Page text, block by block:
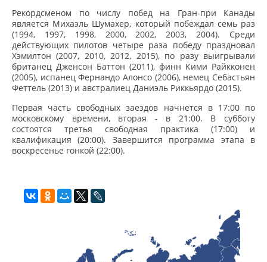
Рекордсменом по числу побед на Гран-при Канады
является Михаэль Шумахер, который побеждал семь раз
(1994, 1997, 1998, 2000, 2002, 2003, 2004). Среди
действующих пилотов четыре раза победу праздновал
Хэмилтон (2007, 2010, 2012, 2015), по разу выигрывали
британец Дженсон Баттон (2011), финн Кими Райкконен
(2005), испанец Фернандо Алонсо (2006), немец Себастьян
Феттель (2013) и австралиец Даниэль Риккьярдо (2015).
Первая часть свободных заездов начнется в 17:00 по
московскому времени, вторая - в 21:00. В субботу
состоятся третья свободная практика (17:00) и
квалификация (20:00). Завершится программа этапа в
воскресенье гонкой (22:00).